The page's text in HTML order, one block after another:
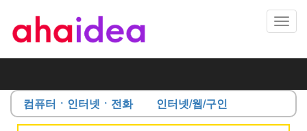
컴퓨터ㆍ인터넷ㆍ전화 인터넷/웹/구인